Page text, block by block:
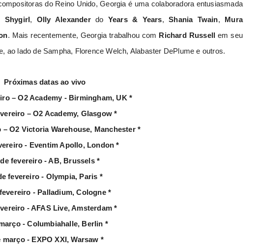
do Reino Unido, Georgia é uma colaboradora entusiasmada
Shygirl, Olly Alexanderdo Years & Years,Shania Twain, Mura
. Mais recentemente, Georgia trabalhou com Richard Russell em seu
ao lado de Sampha, Florence Welch, Alabaster DePlume e outros.
Próximas datas ao vivo
– O2 Academy - Birmingham, UK *
– O2 Academy, Glasgow *
– O2 Victoria Warehouse, Manchester *
- Eventim Apollo, London *
fevereiro - AB, Brussels *
fevereiro - Olympia, Paris *
- Palladium, Cologne *
- AFAS Live, Amsterdam *
- Columbiahalle, Berlin *
março - EXPO XXI, Warsaw *